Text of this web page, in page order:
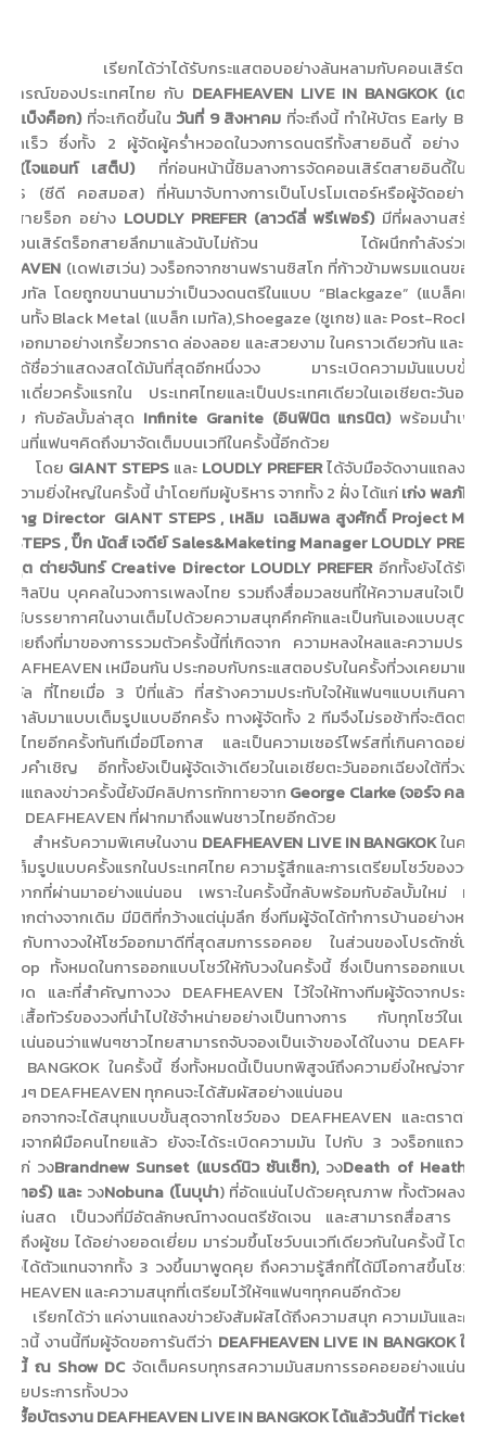
เรียกได้ว่าได้รับกระแสตอบอย่างล้นหลามกับคอนเสิร์ตที่
การณ์ของประเทศไทย กับ DEAFHEAVEN LIVE IN BANGKOK (เดฟ
แบ็งค็อก)ที่จะเกิดขึ้นใน วันที่ 9 สิงหาคม ที่จะถึงนี้ ทำให้บัตร Early
วดเร็ว ซึ่งทั้ง 2 ผู้จัดผู้คร่ำหวอดในวงการดนตรีทั้งสายอินดี้ อย่าง
(ไจแอนท์ เสต็ป)ที่ก่อนหน้านี้ชิมลางการจัดคอนเสิร์ตสายอินดี้ในชื่
(ซีดี คอสมอส) ที่หันมาจับทางการเป็นโปรโมเตอร์หรือผู้จัดอย่างเ
ดสายร็อก อย่าง LOUDLY PREFER (ลาวด์ลี่ พรีเฟอร์)มีที่ผลงานสร้าง
ดคอนเสิร์ตร็อกสายลึกมาแล้วนับไม่ถ้วน ได้ผนึกกำลังร่วมกั
(เดฟเฮเว่น) วงร็อกจากซานฟรานซิสโก ที่ก้าวข้ามพรมแดนขอ
ะเมทัล โดยถูกขนานนามว่าเป็นวงดนตรีในแบบ “Blackgaze” (แบล็คเ
านทั้ง Black Metal (แบล็ก เมทัล),Shoegaze (ชูเกซ) และ Post-Rock
ด้ออกมาอย่างเกรี้ยวกราด ล่องลอย และสวยงาม ในคราวเดียวกัน และ
ที่ได้ชื่อว่าแสดงสดได้มันที่สุดอีกหนึ่งวง มาระเบิดความมันแบบขั้น
ร์ตเดี่ยวครั้งแรกใน
ประเทศไทยและเป็นประเทศเดียวในเอเชียตะวันออ
วย กับอัลบั้มล่าสุด Infinite Granite (อินฟินิต แกรนิต)พร้อมนำเพล
อนที่แฟนๆคิดถึงมาจัดเต็มบนเวทีในครั้งนี้อีกด้วย
โดย GIANT STEPSและ LOUDLY PREFERได้จับมือจัดงานแถลงข่
ความยิ่งใหญ่ในครั้งนี้ นำโดยทีมผู้บริหารจากทั้ง 2 ฝั่ง ได้แก่เก่ง พลภัทร
Director GIANT STEPS , เหลิม เฉลิมพล สูงศักดิ์ Project
STEPS , ปิ๊ก นัดส์ เจดีย์ Sales&Maketing Manager LOUDLY
รุต ต่ายจันทร์ Creative Director LOUDLY PREFER อีกทั้งยังได้รับ
ล่าศิลปิน บุคคลในวงการเพลงไทย รวมถึงสื่อมวลชนที่ให้ความสนใจเป็น
ให้บรรยากาศในงานเต็มไปด้วยความสนุกคึกคักและเป็นกันเองแบบสุดๆ
เผยถึงที่มาของการรวมตัวครั้งนี้ที่เกิดจาก ความหลงใหลและความประทั
เหมือนกัน ประกอบกับกระแสตอบรับในครั้งที่วงเคยมาแ
ติวัล ที่ไทยเมื่อ 3 ปีที่แล้ว ที่สร้างความประทับใจให้แฟนๆแบบเกินคาดแ
รกลับมาแบบเต็มรูปแบบอีกครั้ง ทางผู้จัดทั้ง 2 ทีมจึงไม่รอช้าที่จะติดต่อม
ทศไทยอีกครั้งทันทีเมื่อมีโอกาส และเป็นความเซอร์ไพร์สที่เกินคาดอย่า
รับคำเชิญ
อีกทั้งยังเป็นผู้จัดเจ้าเดียวในเอเชียตะวันออกเฉียงใต้ที่วง
งานแถลงข่าวครั้งนี้ยังมีคลิปการทักทายจาก George Clarke (จอร์จ คลา
ง DEAFHEAVEN ที่ฝากมาถึงแฟนชาวไทยอีกด้วย
สำหรับความพิเศษในงาน DEAFHEAVEN LIVE IN BANGKOKในครั้
เต็มรูปแบบครั้งแรกในประเทศไทย ความรู้สึกและการเตรียมโชว์ของวง
งจากที่ผ่านมาอย่างแน่นอน เพราะในครั้งนี้กลับพร้อมกับอัลบั้มใหม่ ที่มี
ตกต่างจากเดิม มีมิติที่กว้างแต่นุ่มลึก ซึ่งทีมผู้จัดได้ทำการบ้านอย่างหนัก
วมกับทางวงให้โชว์ออกมาดีที่สุดสมการรอคอย ในส่วนของโปรดักชั่นที
บTop ทั้งหมดในการออกแบบโชว์ให้กับวงในครั้งนี้ ซึ่งเป็นการออกแบบ
หมด และที่สำคัญทางวง DEAFHEAVEN ไว้ใจให้ทางทีมผู้จัดจากประเ
บเสื้อทัวร์ของวงที่นำไปใช้จำหน่ายอย่างเป็นทางการ
กับทุกโชว์ในเอ
แน่นอนว่าแฟนๆชาวไทยสามารถจับจองเป็นเจ้าของได้ในงาน
BANGKOK ในครั้งนี้ ซึ่งทั้งหมดนี้เป็นบทพิสูจน์ถึงความยิ่งใหญ่จากฝี
ฟนๆ DEAFHEAVEN ทุกคนจะได้สัมผัสอย่างแน่นอน
นอกจากจะได้สนุกแบบขั้นสุดจากโชว์ของ DEAFHEAVEN และตราตรึ
ชั่นจากฝีมือคนไทยแล้ว ยังจะได้ระเบิดความมัน ไปกับ 3 วงร็อกแถวหน้
แก่ วงBrandnew Sunset (แบรด์นิว ซันเซ็ท), วงDeath of Heather
เทอร์) และ วงNobuna (โนบุน่า) ที่อัดแน่นไปด้วยคุณภาพ ทั้งตัวผลงาน
รเล่นสด เป็นวงที่มีอัตลักษณ์ทางดนตรีชัดเจน และสามารถสื่อสาร
ดถึงผู้ชม ได้อย่างยอดเยี่ยม มาร่วมขึ้นโชว์บนเวทีเดียวกันในครั้งนี้ โดย
าวได้ตัวแทนจากทั้ง 3 วงขึ้นมาพูดคุย ถึงความรู้สึกที่ได้มีโอกาสขึ้นโชว์
และความสนุกที่เตรียมไว้ให้ๆแฟนๆทุกคนอีกด้วย
เรียกได้ว่า แค่งานแถลงข่าวยังสัมผัสได้ถึงความสนุก ความมันและค
าดนี้ งานนี้ทีมผู้จัดขอการันตีว่า DEAFHEAVEN LIVE IN BANGKOK ใน
มนี้ ณ Show DC จัดเต็มครบทุกรสความมันสมการรอคอยอย่างแน่นอ
วยประการทั้งปวง
ถซื้อบัตรงาน DEAFHEAVEN LIVE IN BANGKOK ได้แล้ววันนี้ที่ Ticket